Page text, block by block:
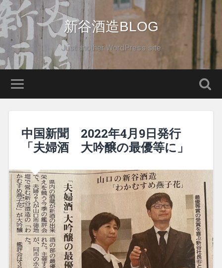
新谷酒造BLOG
Just another WordPress site
中国新聞 2022年4月9日発行
「夫婦酒 大吟醸の最優等に」